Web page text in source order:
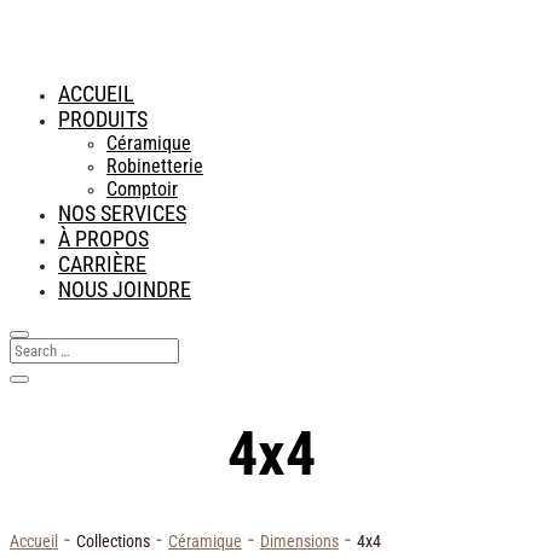
ACCUEIL
PRODUITS
Céramique
Robinetterie
Comptoir
NOS SERVICES
À PROPOS
CARRIÈRE
NOUS JOINDRE
4x4
Accueil - Collections - Céramique - Dimensions - 4x4